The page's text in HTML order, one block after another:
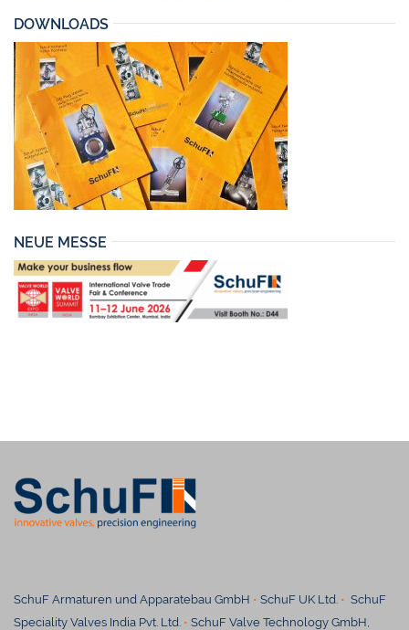
DOWNLOADS
NEUE MESSE
SchuF Armaturen und Apparatebau GmbH • SchuF UK Ltd. • SchuF
Speciality Valves India Pvt. Ltd. • SchuF Valve Technology GmbH,